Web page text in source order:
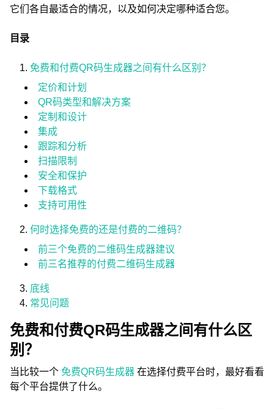
它们各自最适合的情况，以及如何决定哪种适合您。
目录
免费和付费QR码生成器之间有什么区别？
定价和计划
QR码类型和解决方案
定制和设计
集成
跟踪和分析
扫描限制
安全和保护
下载格式
支持可用性
何时选择免费的还是付费的二维码？
前三个免费的二维码生成器建议
前三名推荐的付费二维码生成器
底线
常见问题
免费和付费QR码生成器之间有什么区
别？
当比较一个 免费QR码生成器 在选择付费平台时，最好看看
每个平台提供了什么。